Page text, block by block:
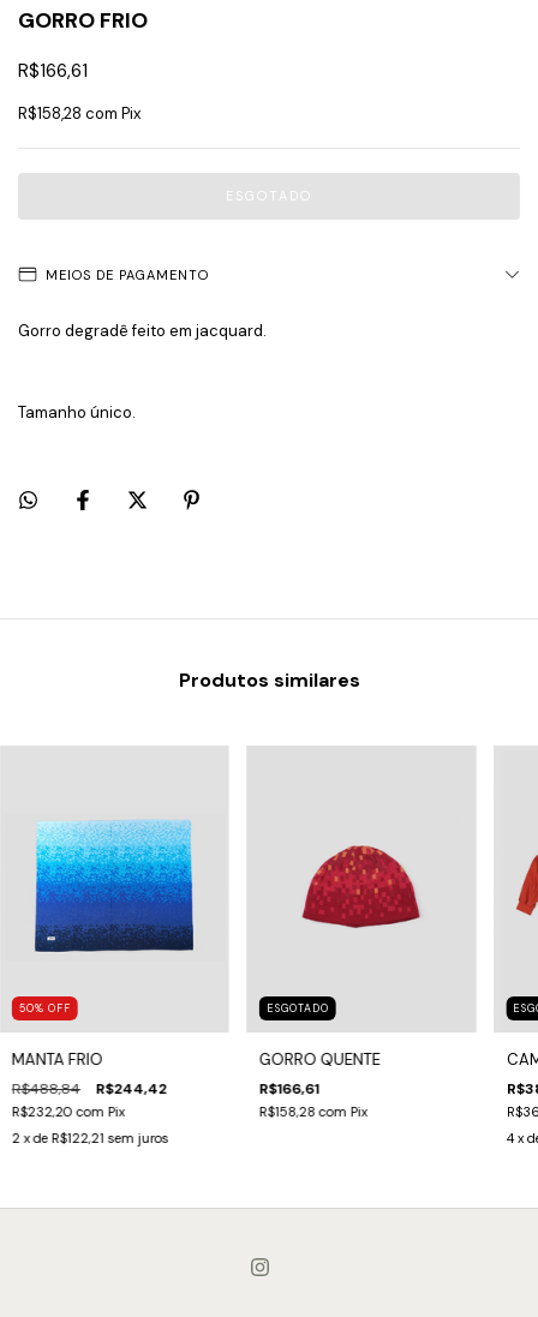
GORRO FRIO
R$166,61
R$158,28 com Pix
MEIOS DE PAGAMENTO
Gorro degradê feito em jacquard.
Tamanho único.
Produtos similares
50% OFF
MANTA FRIO
R$488,84 R$244,42
R$232,20com Pix
2 x de R$122,21 sem juros
ESGOTADO
GORRO QUENTE
R$166,61
R$158,28com Pix
4 x